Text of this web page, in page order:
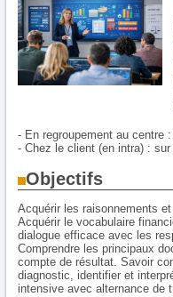
- En regroupement au centre
- Chez le client (en intra) : sur
Objectifs
Acquérir les raisonnements
Acquérir le vocabulaire
dialogue efficace avec les
Comprendre les principaux
compte de résultat. Savoir
diagnostic, identifier et
intensive avec alternance de